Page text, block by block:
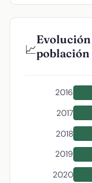
📈
Evolución
población
2016
2017
2018
2019
2020